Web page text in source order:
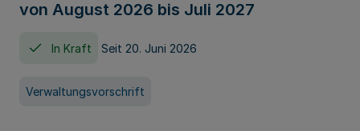
von August 2026 bis Juli 2027
In Kraft Seit 20. Juni 2026
Verwaltungsvorschrift